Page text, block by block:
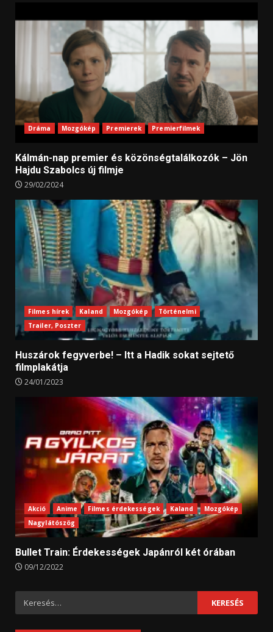
Dráma Mozgókép Premierek Premierfilmek
Kálmán-nap premier és közönségtalálkozók – Jön
Hajdu Szabolcs új filmje
29/02/2024
Filmes hírek Kaland Mozgókép
Történelmi
Trailer, Poszter
Huszárok fegyverbe! – Itt a Hadik sokat sejtető
filmplakátja
24/01/2023
Akció Anime Filmes érdekességek Kaland
Mozgókép
Nagylátószög
Bullet Train: Érdekességek Japánról két órában
09/12/2022
Keresés: